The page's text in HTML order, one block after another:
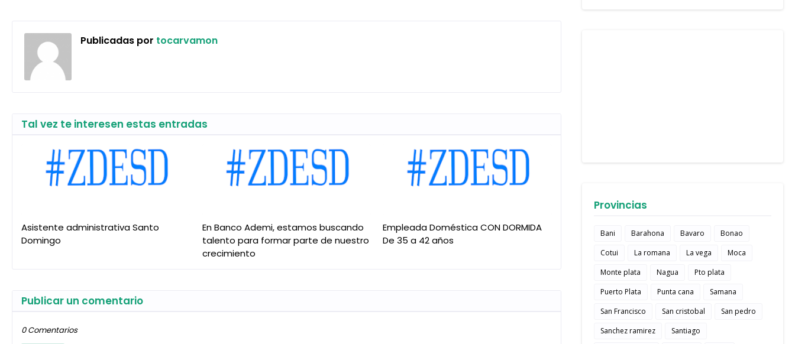
Publicadas por tocarvamon
Tal vez te interesen estas entradas
Asistente administrativa Santo
Domingo
En Banco Ademi, estamos buscando
talento para formar parte de nuestro
crecimiento
Empleada Doméstica CON DORMIDA
De 35 a 42 años
Publicar un comentario
0 Comentarios
Provincias
Bani Barahona Bavaro
Bonao
Cotui
La romana La vega
Moca
Monte plata
Nagua
Pto plata
Puerto Plata
Punta cana
Samana
San Francisco
San cristobal
San pedro
Sanchez ramirez
Santiago